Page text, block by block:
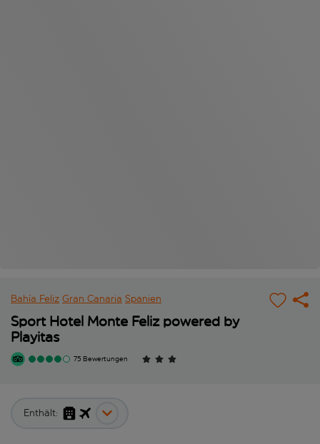
Bahía Feliz Gran Canaria Spanien
Sport Hotel Monte Feliz powered by
Playitas
75 Bewertungen
Enthält: